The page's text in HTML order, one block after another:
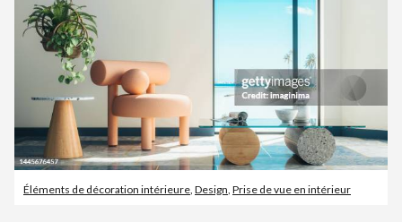
Éléments de décoration intérieure, Design, Prise de vue en intérieur